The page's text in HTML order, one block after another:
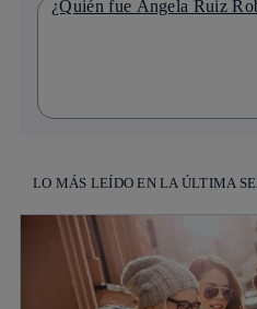
¿Quién fue Ángela Ruiz
LO MÁS LEÍDO EN LA ÚLTIMA